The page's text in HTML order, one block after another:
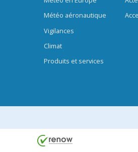
Météo aéronautique
Vigilances
Climat
Produits et services